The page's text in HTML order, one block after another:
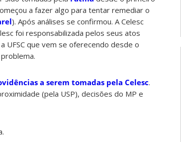
a fazer algo para tentar remediar o
). Após análises se confirmou. A Celesc
foi responsabilizada pelos seus atos
UFSC que vem se oferecendo desde o
a serem tomadas pela Celesc.
(pela USP), decisões do MP e